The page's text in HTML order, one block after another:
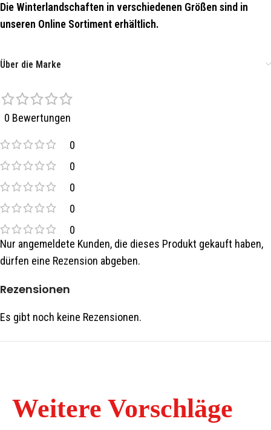
Die Winterlandschaften in verschiedenen Größen sind in
unseren Online Sortiment erhältlich.
Über die Marke
0 Bewertungen
0
0
0
0
0
Rezensionen
Es gibt noch keine Rezensionen.
Nur angemeldete Kunden, die dieses Produkt gekauft haben,
dürfen eine Rezension abgeben.
Weitere Vorschläge